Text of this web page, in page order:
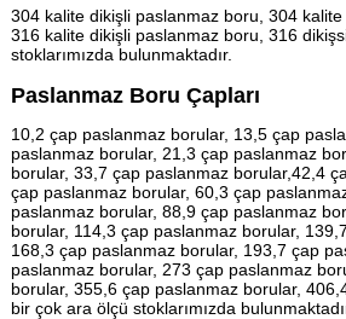
304 kalite dikişli paslanmaz boru, 304
316 kalite dikişli paslanmaz boru, 316
stoklarımızda bulunmaktadır.
Paslanmaz Boru Çapları
10,2 çap paslanmaz borular, 13,5 çap
paslanmaz borular, 21,3 çap paslanmaz
borular, 33,7 çap paslanmaz borular,42,4
çap paslanmaz borular, 60,3 çap
paslanmaz borular, 88,9 çap paslanmaz
borular, 114,3 çap paslanmaz borular,
168,3 çap paslanmaz borular, 193,7 çap
paslanmaz borular, 273 çap paslanmaz
borular, 355,6 çap paslanmaz borular,
bir çok ara ölçü stoklarımızda